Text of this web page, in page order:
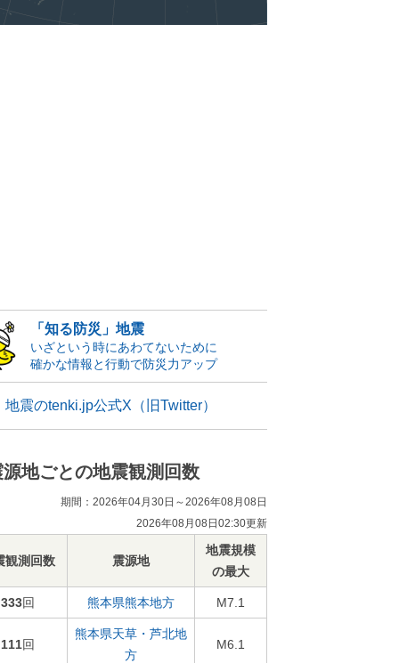
「知る防災」地震
いざという時にあわてないために
確かな情報と行動で防災力アップ
地震のtenki.jp公式X（旧Twitter）
源地ごとの地震観測回数
期間：2026年04月30日～2026年08月08日
2026年08月08日02:30更新
観測回数 震源地
地震規模
の最大
333回 熊本県熊本地方 M7.1
111回
熊本県天草・芦北地
方
M6.1